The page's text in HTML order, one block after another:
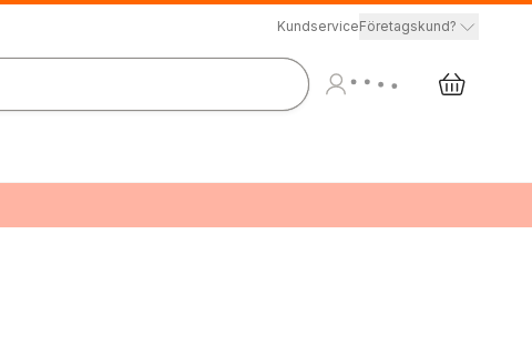
KundserviceFöretagskund?